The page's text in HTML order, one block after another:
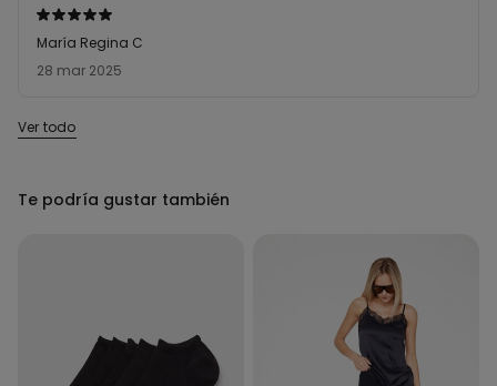
Calificación
de
5
28 mar 2025
María Regina C
Ver todo
Te podría gustar también